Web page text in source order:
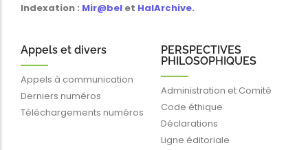
Indexation : Mir@bel et HalArchive.
Appels et divers
Appels à communication
Derniers numéros
Téléchargements numéros
PERSPECTIVES
PHILOSOPHIQUES
Administration et Comité
Code éthique
Déclarations
Ligne éditoriale